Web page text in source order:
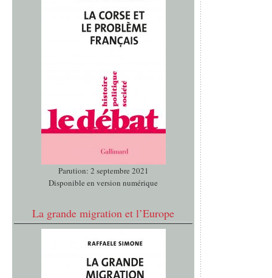
Parution: 2 septembre 2021
Disponible en version numérique
La grande migration et l’Europe